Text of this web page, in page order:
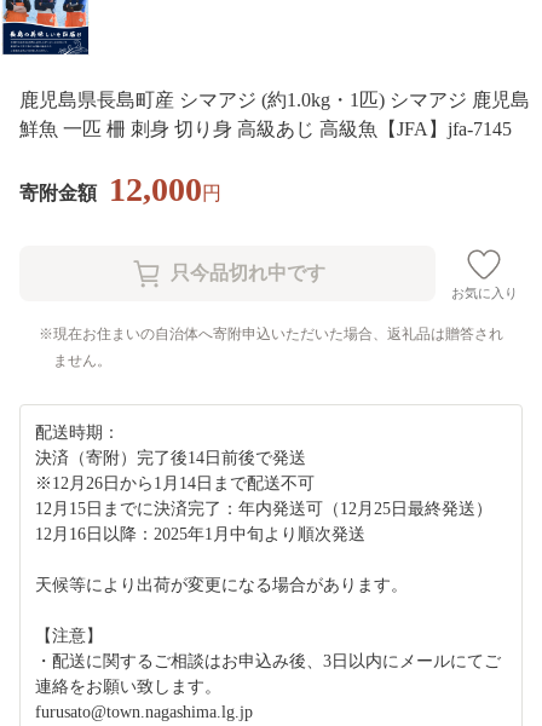
鹿児島県長島町産 シマアジ (約1.0kg・1匹) シマアジ 鹿児島
鮮魚 一匹 柵 刺身 切り身 高級あじ 高級魚【JFA】jfa-7145
寄附金額 12,000円
お気に入り
現在お住まいの自治体へ寄附申込いただいた場合、返礼品は贈答され
ません。
配送時期：
決済（寄附）完了後14日前後で発送
※12月26日から1月14日まで配送不可
12月15日までに決済完了：年内発送可（12月25日最終発送）
12月16日以降：2025年1月中旬より順次発送
天候等により出荷が変更になる場合があります。
【注意】
・配送に関するご相談はお申込み後、3日以内にメールにてご
連絡をお願い致します。
furusato@town.nagashima.lg.jp